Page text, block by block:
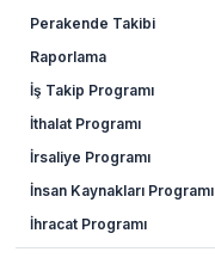
Perakende Takibi
Raporlama
İş Takip Programı
İthalat Programı
İrsaliye Programı
İnsan Kaynakları Programı
İhracat Programı